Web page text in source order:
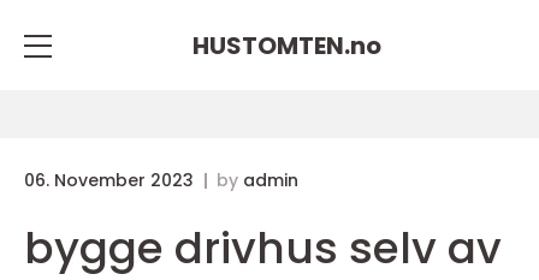
HUSTOMTEN.no
06. November 2023 by admin
bygge drivhus selv av